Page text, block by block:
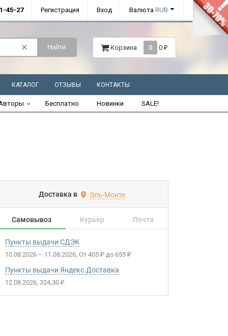
45-27 Регистрация Вход Валюта RUB
Найти Корзина 0 0 ₽
КАТАЛОГ ОТЗЫВЫ КОНТАКТЫ
Бесплатно Новинки SALE!
Доставка в Эль-Монте
Самовывоз Курьер Почта
Пункты выдачи СДЭК
10.08.2026 – 11.08.2026 От 405₽ до 655₽
Пункты выдачи Яндекс.Доставка
12.08.2026 324,30₽